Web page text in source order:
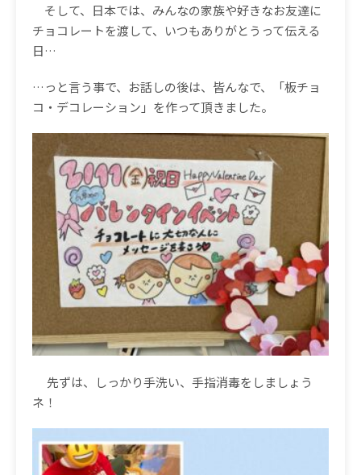
そして、日本では、みんなの家族や好きなお友達に
チョコレートを渡して、いつもありがとうって伝える
日…
… っと言う事で、お話しの後は、皆んなで、「板チョ
コ・デコレーション」を作って頂きました。
先ずは、しっかり手洗い、手指消毒をしましょう
ネ！